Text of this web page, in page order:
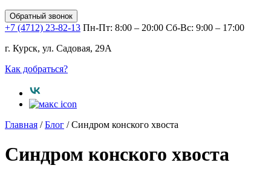
Обратный звонок
+7 (4712) 23-82-13 Пн-Пт: 8:00 – 20:00 Сб-Вс: 9:00 – 17:00
г. Курск, ул. Садовая, 29А
Как добраться?
Главная /Блог /Синдром конского хвоста
Синдром конского хвоста